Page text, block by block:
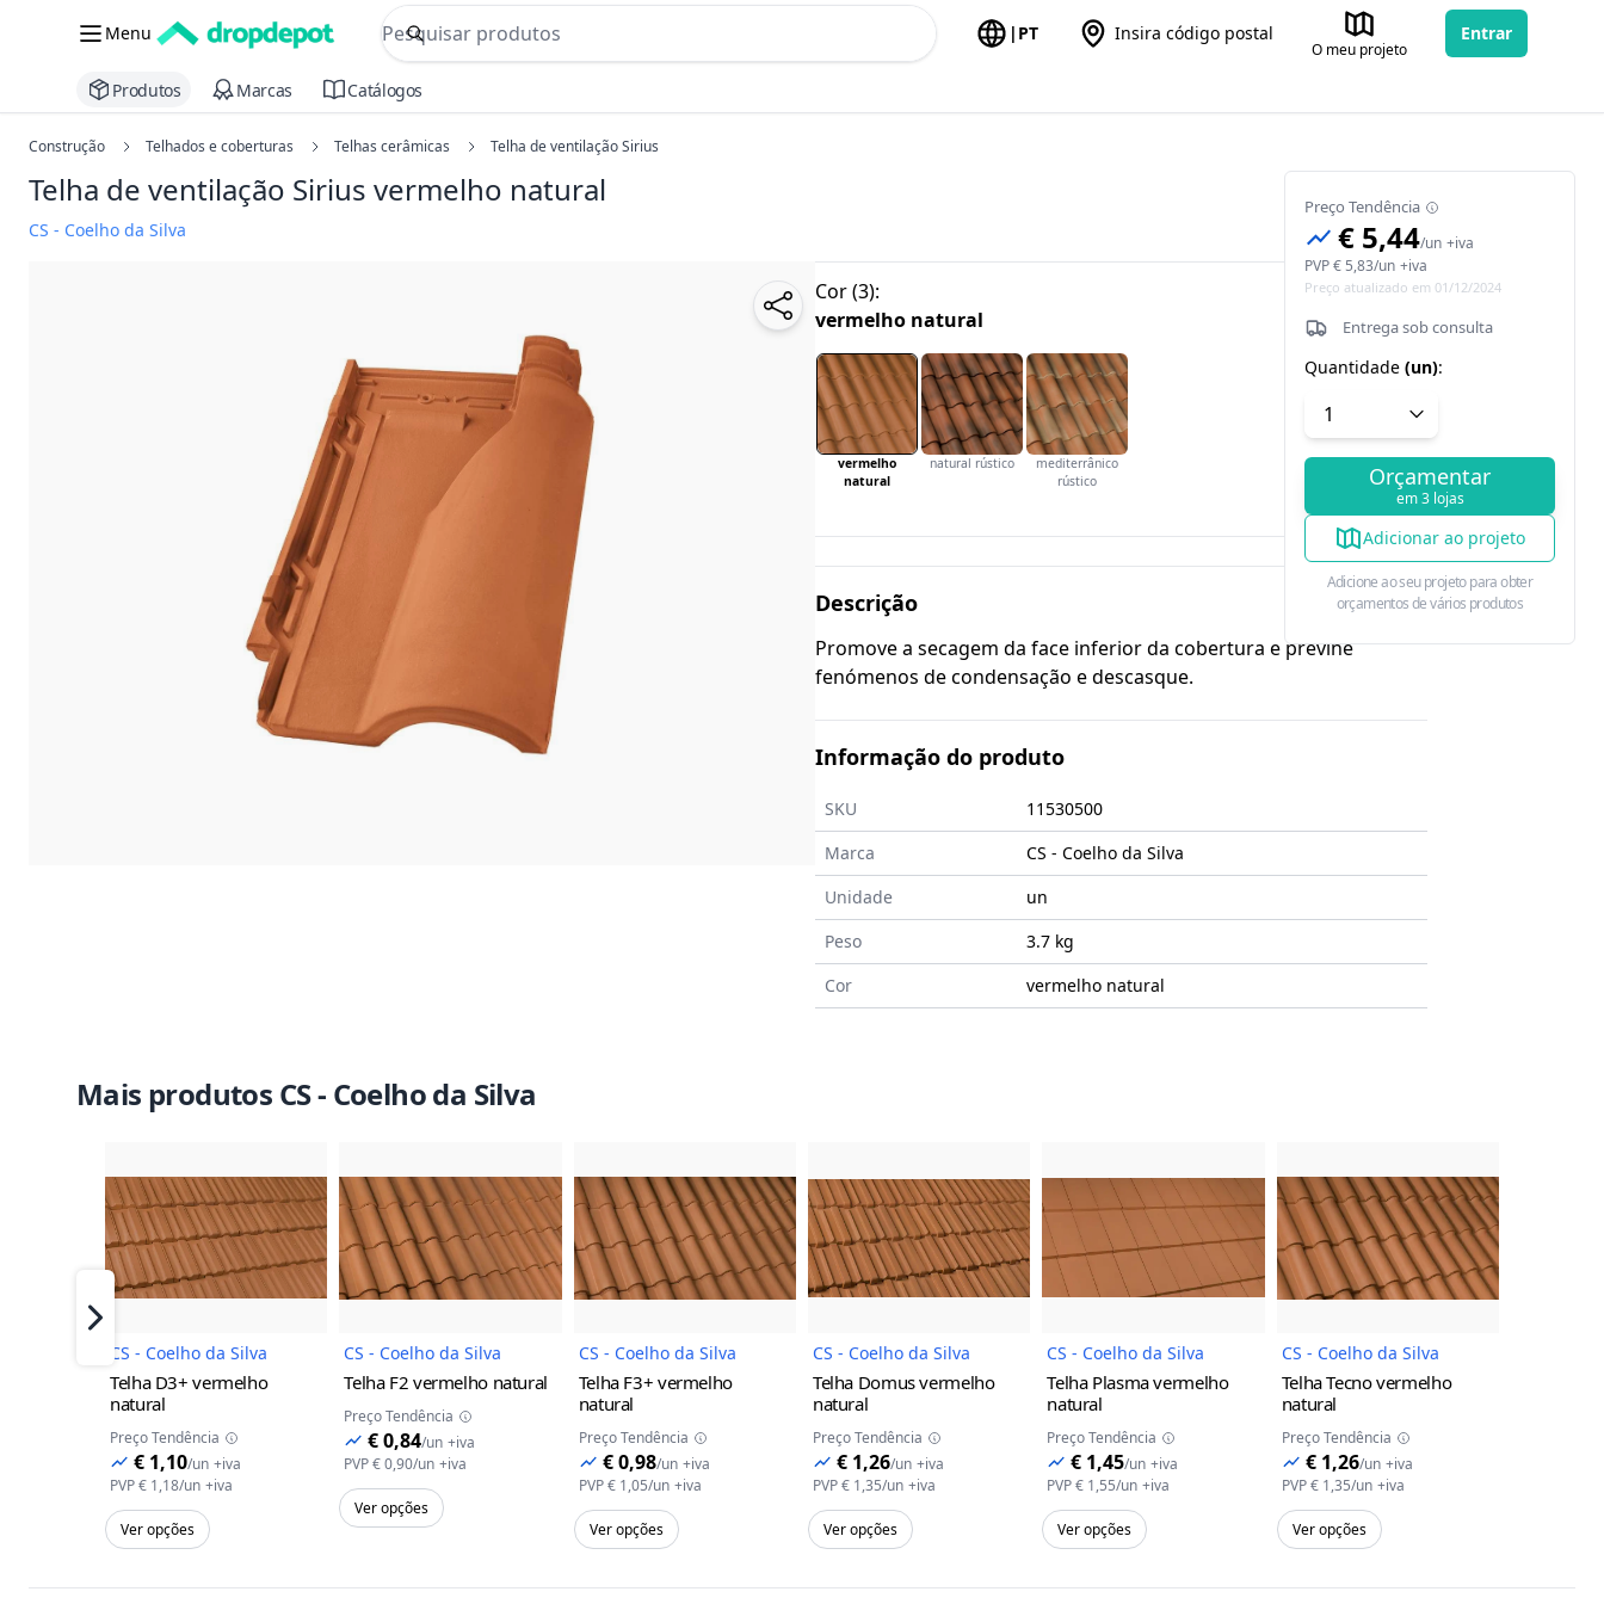
Menu
commerce search no header
Procurar
| PT Insira código postal
O meu projeto
Entrar
Produtos Marcas Catálogos
Construção Telhados e coberturas Telhas cerâmicas Telha de ventilação Sirius
Telha de ventilação Sirius vermelho natural
CS - Coelho da Silva
Cor(3):
vermelho natural
vermelho
natural
natural rústico
mediterrânico
rústico
Descrição
Promove a secagem da face inferior da cobertura e previne
fenómenos de condensação e descasque.
Informação do produto
SKU
11530500
Marca
CS - Coelho da Silva
Unidade
un
Peso
3.7 kg
Cor
vermelho natural
Preço Tendência
€ 5,44/un +iva
PVP€ 5,83/un +iva
Preço atualizado em 01/12/2024
Entrega sob consulta
Quantidade (un):
Orçamentar
em 3 lojas
Adicionar ao projeto
Adicione ao seu projeto para obter
orçamentos de vários produtos
Mais produtos CS - Coelho da Silva
Imagem do Produto
CS - Coelho da Silva
Telha D3+ vermelho
natural
Preço Tendência
€ 1,10/un +iva
PVP€ 1,18/un +iva
Ver opções
Imagem do Produto
CS - Coelho da Silva
Telha F2 vermelho natural
Preço Tendência
€ 0,84/un +iva
PVP€ 0,90/un +iva
Ver opções
Imagem do Produto
CS - Coelho da Silva
Telha F3+ vermelho
natural
Preço Tendência
€ 0,98/un +iva
PVP€ 1,05/un +iva
Ver opções
Imagem do Produto
CS - Coelho da Silva
Telha Domusvermelho
natural
Preço Tendência
€ 1,26/un +iva
PVP€ 1,35/un +iva
Ver opções
Imagem do Produto
CS - Coelho da Silva
Telha Plasmavermelho
natural
Preço Tendência
€ 1,45/un +iva
PVP€ 1,55/un +iva
Ver opções
Imagem do Produto
CS - Coelho da Silva
Telha Tecnovermelho
natural
Preço Tendência
€ 1,26/un +iva
PVP€ 1,35/un +iva
Ver opções
Próximo